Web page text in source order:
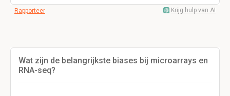
Rapporteer Krijg hulp van AI
Wat zijn de belangrijkste biases bij microarrays en
RNA-seq?